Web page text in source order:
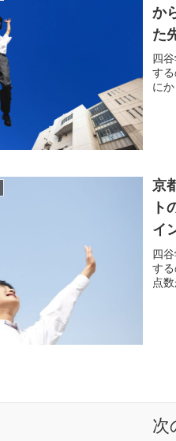
か
た
四
す
に
京
ト
イ
四
す
点
次